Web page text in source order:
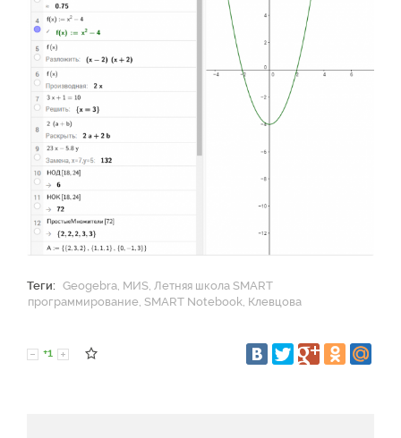
Теги: Geogebra, МИS, Летняя школа SMART
программирование, SMART Notebook, Клевцова
+1